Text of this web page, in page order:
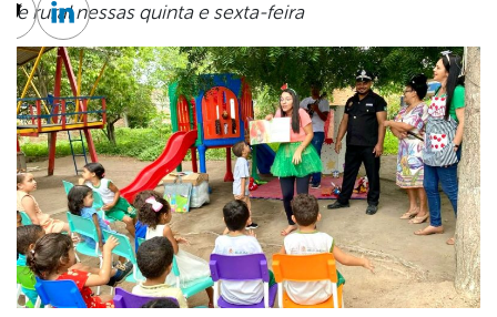
e rural nessas quinta e sexta-feira
Twitter
Linkedin